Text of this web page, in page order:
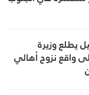
يطلع وزيرة
واقع نزوح أهالي